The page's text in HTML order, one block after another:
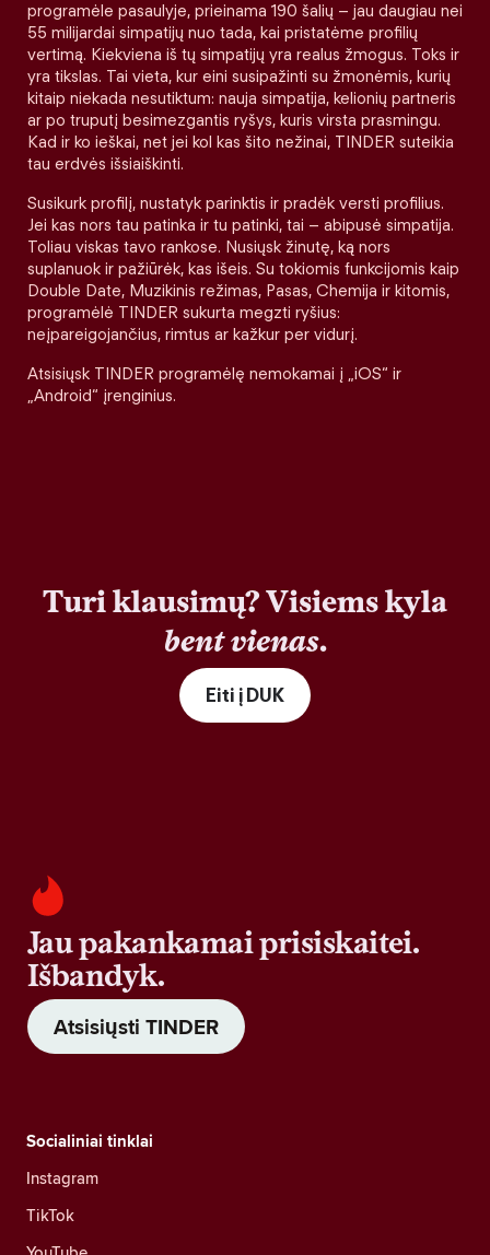
programėle pasaulyje, prieinama 190 šalių – jau daugiau nei
55 milijardai simpatijų nuo tada, kai pristatėme profilių
vertimą. Kiekviena iš tų simpatijų yra realus žmogus. Toks ir
yra tikslas. Tai vieta, kur eini susipažinti su žmonėmis, kurių
kitaip niekada nesutiktum: nauja simpatija, kelionių partneris
ar po truputį besimezgantis ryšys, kuris virsta prasmingu.
Kad ir ko ieškai, net jei kol kas šito nežinai, TINDER suteikia
tau erdvės išsiaiškinti.
Susikurk profilį, nustatyk parinktis ir pradėk versti profilius.
Jei kas nors tau patinka ir tu patinki, tai – abipusė simpatija.
Toliau viskas tavo rankose. Nusiųsk žinutę, ką nors
suplanuok ir pažiūrėk, kas išeis. Su tokiomis funkcijomis kaip
Double Date, Muzikinis režimas, Pasas, Chemija ir kitomis,
programėlė TINDER sukurta megzti ryšius:
neįpareigojančius, rimtus ar kažkur per vidurį.
Atsisiųsk TINDER programėlę nemokamai į „iOS“ ir
„Android“ įrenginius.
Turi klausimų? Visiems kyla
bent vienas.
Eiti į DUK
Jau pakankamai prisiskaitei.
Išbandyk.
Atsisiųsti TINDER
Socialiniai tinklai
Instagram
TikTok